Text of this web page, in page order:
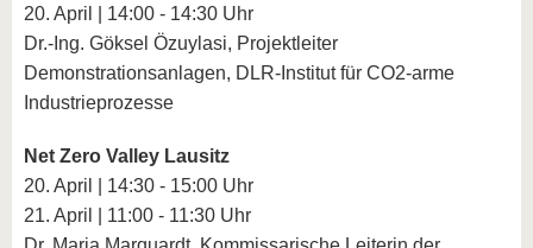
20. April | 14:00 - 14:30 Uhr
Dr.-Ing. Göksel Özuylasi, Projektleiter
Demonstrationsanlagen, DLR-Institut für CO2-arme
Industrieprozesse
Net Zero Valley Lausitz
20. April | 14:30 - 15:00 Uhr
21. April | 11:00 - 11:30 Uhr